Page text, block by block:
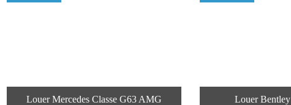
Louer Mercedes Classe G63 AMG Louer